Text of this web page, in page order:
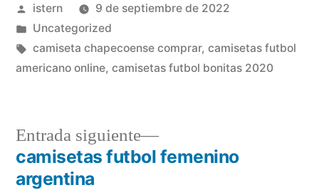
Publicado
por
istern
9 de septiembre de 2022
Publicado
en
Uncategorized
Etiquetas:
camiseta chapecoense comprar, camisetas futbol
americano online, camisetas futbol bonitas 2020
Navegación
Entrada siguiente
Entrada
siguiente:
camisetas futbol femenino
argentina